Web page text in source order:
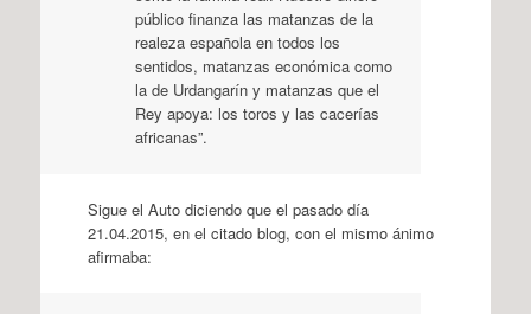
público finanza las matanzas de la
realeza española en todos los
sentidos, matanzas económica como
la de Urdangarín y matanzas que el
Rey apoya: los toros y las cacerías
africanas”.
Sigue el Auto diciendo que el pasado día
21.04.2015, en el citado blog, con el mismo ánimo
afirmaba: